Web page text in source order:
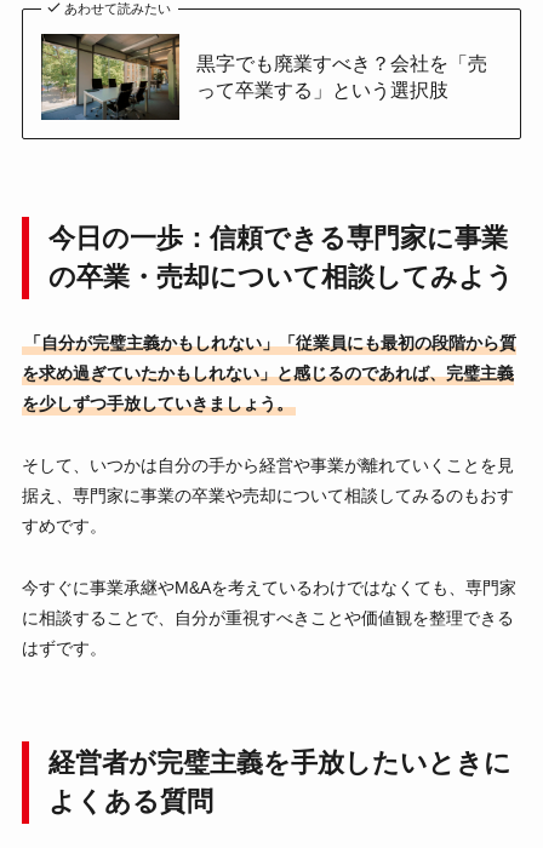
あわせて読みたい
黒字でも廃業すべき？会社を「売
って卒業する」という選択肢
今日の一歩：信頼できる専門家に事業
の卒業・売却について相談してみよう
「自分が完璧主義かもしれない」「従業員にも最初の段階から質
を求め過ぎていたかもしれない」と感じるのであれば、完璧主義
を少しずつ手放していきましょう。
そして、いつかは自分の手から経営や事業が離れていくことを見
据え、専門家に事業の卒業や売却について相談してみるのもおす
すめです。
今すぐに事業承継やM&Aを考えているわけではなくても、専門家
に相談することで、自分が重視すべきことや価値観を整理できる
はずです。
経営者が完璧主義を手放したいときに
よくある質問